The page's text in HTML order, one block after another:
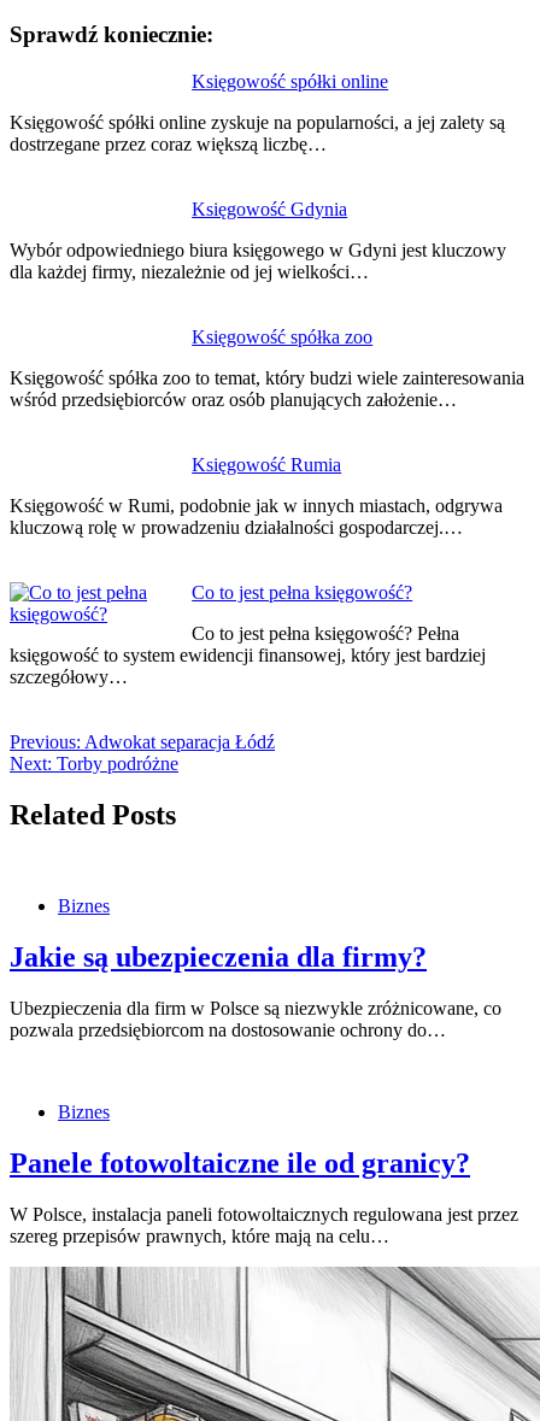
Sprawdź koniecznie:
Księgowość spółki online
Księgowość spółki online zyskuje na popularności, a jej zalety są
dostrzegane przez coraz większą liczbę…
Księgowość Gdynia
Wybór odpowiedniego biura księgowego w Gdyni jest kluczowy
dla każdej firmy, niezależnie od jej wielkości…
Księgowość spółka zoo
Księgowość spółka zoo to temat, który budzi wiele zainteresowania
wśród przedsiębiorców oraz osób planujących założenie…
Księgowość Rumia
Księgowość w Rumi, podobnie jak w innych miastach, odgrywa
kluczową rolę w prowadzeniu działalności gospodarczej.…
Co to jest pełna księgowość?
Co to jest pełna księgowość? Pełna
księgowość to system ewidencji finansowej, który jest bardziej
szczegółowy…
wpisu
Previous: Adwokat separacja Łódź
Next: Torby podróżne
Related Posts
Biznes
Jakie są ubezpieczenia dla firmy?
Ubezpieczenia dla firm w Polsce są niezwykle zróżnicowane, co
pozwala przedsiębiorcom na dostosowanie ochrony do…
Biznes
Panele fotowoltaiczne ile od granicy?
W Polsce, instalacja paneli fotowoltaicznych regulowana jest przez
szereg przepisów prawnych, które mają na celu…